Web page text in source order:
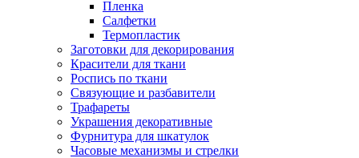
Пленка
Салфетки
Термопластик
Заготовки для декорирования
Красители для ткани
Роспись по ткани
Связующие и разбавители
Трафареты
Украшения декоративные
Фурнитура для шкатулок
Часовые механизмы и стрелки